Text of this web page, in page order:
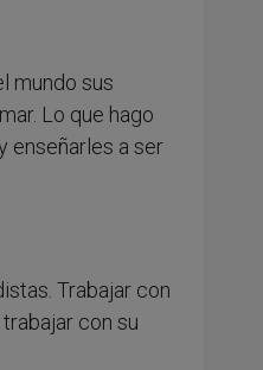
mundo sus
Lo que hago
enseñarles a ser
Trabajar con
con su